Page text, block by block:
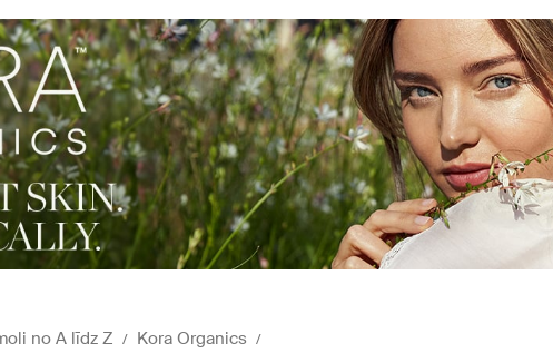
no A līdz Z Kora Organics